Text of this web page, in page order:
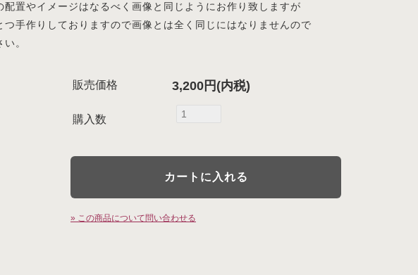
配置やイメージはなるべく画像と同じようにお作り致しますが
つ手作りしておりますので画像とは全く同じにはなりませんので
。
販売価格 3,200円(内税)
購入数
» この商品について問い合わせる